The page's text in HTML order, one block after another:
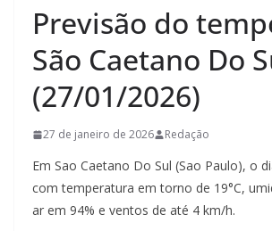
Previsão do
São Caetano Do
(27/01/2026)
27 de janeiro de 2026 Redação
Em Sao Caetano Do Sul (Sao Paulo), o
com temperatura em torno de 19°C,
ar em 94% e ventos de até 4 km/h.